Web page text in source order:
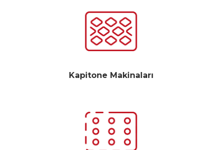
Kapitone Makinaları